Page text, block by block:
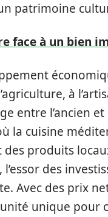
patrimoine
face à un bien
à
entre l’ancien
la cuisine
produits
l’essor des
Avec des prix
unique pour